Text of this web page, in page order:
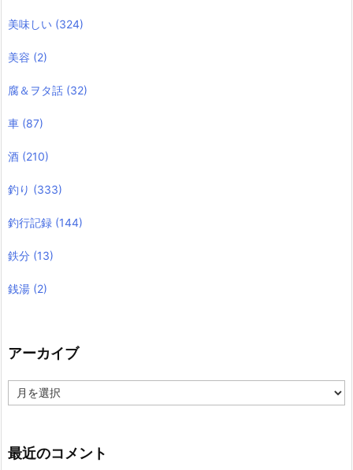
美味しい (324)
美容 (2)
腐＆ヲタ話 (32)
車 (87)
酒 (210)
釣り (333)
釣行記録 (144)
鉄分 (13)
銭湯 (2)
アーカイブ
ー
ブ
最近のコメント